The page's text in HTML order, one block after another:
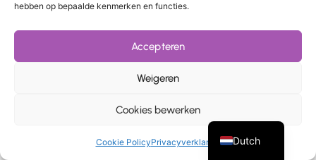
hebben op bepaalde kenmerken en functies.
Accepteren
Weigeren
Cookies bewerken
Cookie PolicyPrivacyverklaring
Privacy verklaring Algemene voorwaarden
Website doorIndicia
Dutch